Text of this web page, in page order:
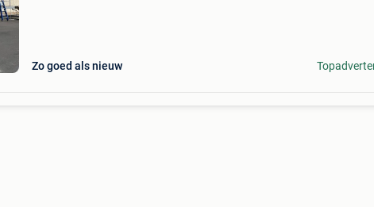
Zo goed als nieuw